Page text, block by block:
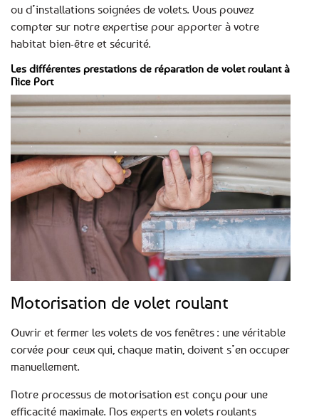
ou d’installations soignées de volets. Vous pouvez
compter sur notre expertise pour apporter à votre
habitat bien-être et sécurité.
Les différentes prestations de réparation de volet roulant à
Nice Port
Motorisation de volet roulant
Ouvrir et fermer les volets de vos fenêtres : une véritable
corvée pour ceux qui, chaque matin, doivent s’en occuper
manuellement.
Notre processus de motorisation est conçu pour une
efficacité maximale. Nos experts en volets roulants